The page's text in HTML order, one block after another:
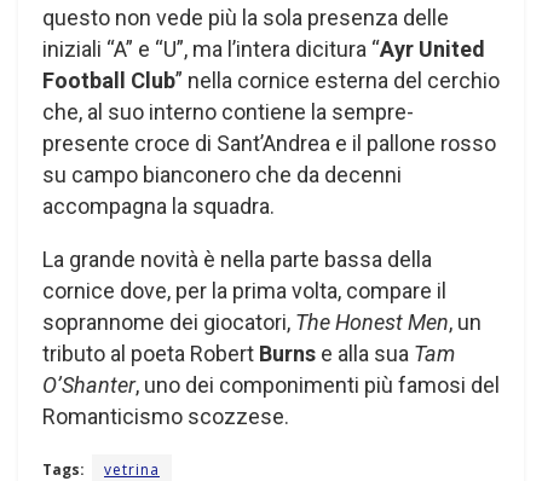
questo non vede più la sola presenza delle
iniziali “A” e “U”, ma l’intera dicitura “Ayr United
Football Club” nella cornice esterna del cerchio
che, al suo interno contiene la sempre-
presente croce di Sant’Andrea e il pallone rosso
su campo bianconero che da decenni
accompagna la squadra.
La grande novità è nella parte bassa della
cornice dove, per la prima volta, compare il
soprannome dei giocatori, The Honest Men, un
tributo al poeta Robert Burns e alla sua Tam
O’Shanter, uno dei componimenti più famosi del
Romanticismo scozzese.
Tags: vetrina